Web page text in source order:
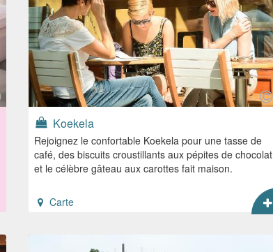
Koekela
Rejoignez le confortable Koekela pour une tasse de
café, des biscuits croustillants aux pépites de chocolat
et le célèbre gâteau aux carottes fait maison.
Carte